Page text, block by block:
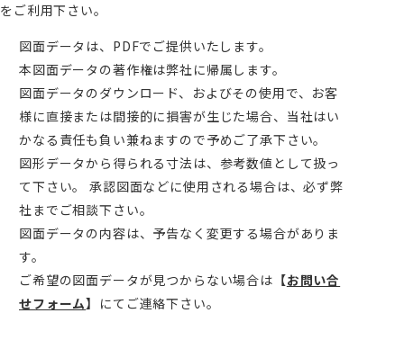
をご利用下さい。
図面データは、PDFでご提供いたします。
本図面データの著作権は弊社に帰属します。
図面データのダウンロード、およびその使用で、お客
様に直接または間接的に損害が生じた場合、当社はい
かなる責任も負い兼ねますので予めご了承下さい。
図形データから得られる寸法は、参考数値として扱っ
て下さい。 承認図面などに使用される場合は、必ず弊
社までご相談下さい。
図面データの内容は、予告なく変更する場合がありま
す。
ご希望の図面データが見つからない場合は 【お問い合
せフォーム】 にてご連絡下さい。